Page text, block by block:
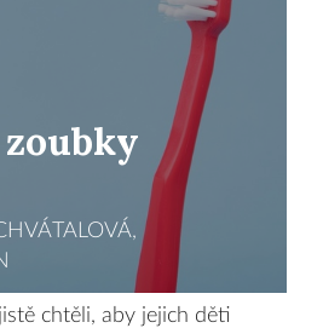
chtěli, aby jejich děti